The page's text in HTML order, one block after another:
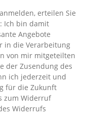
erteilen Sie
bin damit
Angebote
in die Verarbeitung
von mir mitgeteilten
der Zusendung des
ich jederzeit und
für die Zukunft
zum Widerruf
Widerrufs